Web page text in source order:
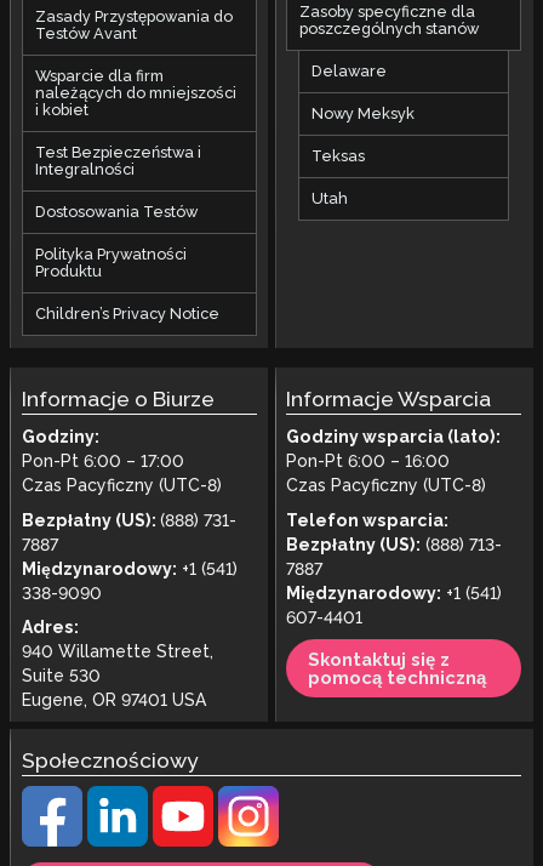
Zasady Przystępowania do
Testów Avant
Wsparcie dla firm
należących do mniejszości
i kobiet
Test Bezpieczeństwa i
Integralności
Dostosowania Testów
Polityka Prywatności
Produktu
Children’s Privacy Notice
Zasoby specyficzne dla
poszczególnych stanów
Delaware
Nowy Meksyk
Teksas
Utah
Informacje o Biurze
Godziny:
Pon-Pt 6:00 – 17:00
Czas Pacyficzny (UTC-8)
Bezpłatny (US): (888) 731-
7887
Międzynarodowy: +1 (541)
338-9090
Adres:
940 Willamette Street,
Suite 530
Eugene, OR 97401 USA
Informacje Wsparcia
Godziny wsparcia (lato):
Pon-Pt 6:00 – 16:00
Czas Pacyficzny (UTC-8)
Telefon wsparcia:
Bezpłatny (US): (888) 713-
7887
Międzynarodowy: +1 (541)
607-4401
Skontaktuj się z
pomocą techniczną
Społecznościowy